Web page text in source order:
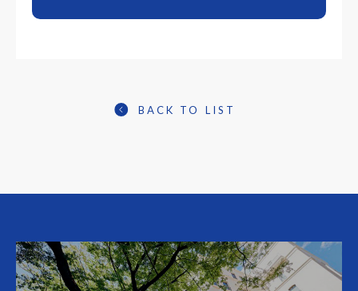
BACK TO LIST